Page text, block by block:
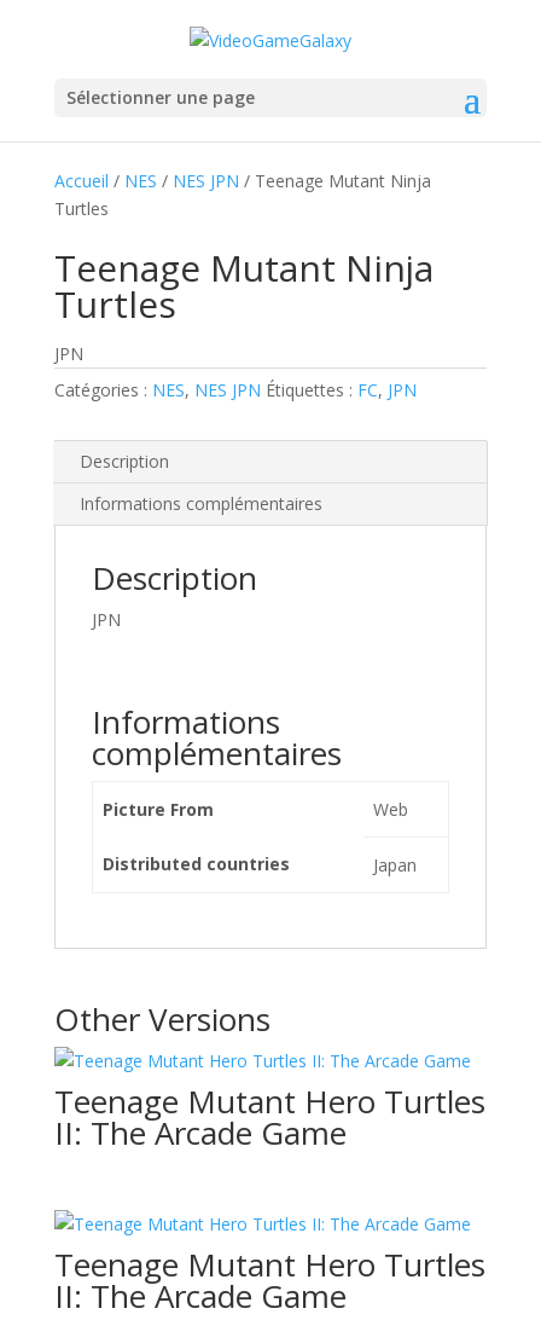
Sélectionner une page
Accueil / NES / NES JPN / Teenage Mutant Ninja
Turtles
Teenage Mutant Ninja
Turtles
JPN
Catégories : NES, NES JPN Étiquettes : FC, JPN
Description
Informations complémentaires
Description
JPN
Informations
complémentaires
Picture From Web
Distributed countries Japan
Other Versions
Teenage Mutant Hero Turtles
II: The Arcade Game
Teenage Mutant Hero Turtles
II: The Arcade Game